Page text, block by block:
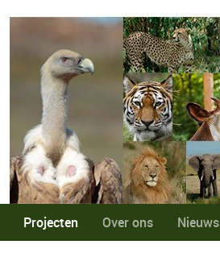
Projecten Over ons Nieuws